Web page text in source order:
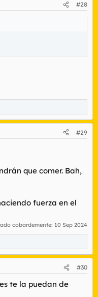
#28
#29
que comer. Bah,
fuerza en el
cobardemente: 10 Sep 2024
#30
te la puedan de